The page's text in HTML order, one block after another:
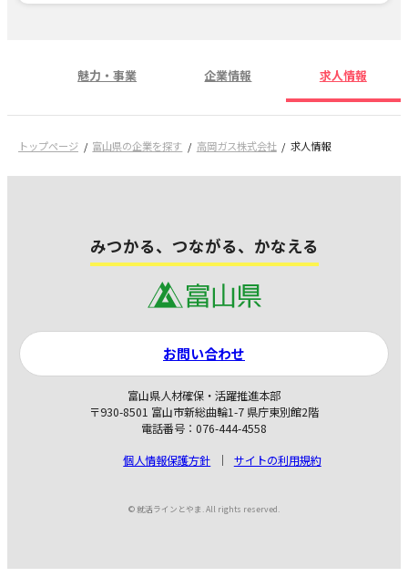
魅力・事業 企業情報 求人情報
トップページ 富山県の企業を探す 高岡ガス株式会社 求人情報
みつかる、つながる、かなえる
富山県人材確保・活躍推進本部
〒930-8501 富山市新総曲輪1-7 県庁東別館2階
電話番号：076-444-4558
個人情報保護方針
サイトの利用規約
お問い合わせ
© 就活ラインとやま. All rights reserved.